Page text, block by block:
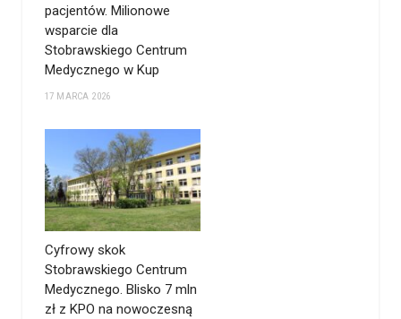
pacjentów. Milionowe
wsparcie dla
Stobrawskiego Centrum
Medycznego w Kup
17 MARCA 2026
Cyfrowy skok
Stobrawskiego Centrum
Medycznego. Blisko 7 mln
zł z KPO na nowoczesną